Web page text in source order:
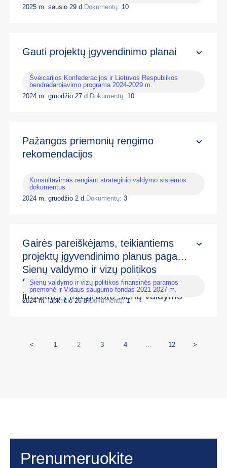
2025 m. sausio 29 d. Dokumentų: 10
Gauti projektų įgyvendinimo planai
Šveicarijos Konfederacijos ir Lietuvos Respublikos
bendradarbiavimo programa 2024-2029 m.
2024 m. gruodžio 27 d. Dokumentų: 10
Pažangos priemonių rengimo
rekomendacijos
Konsultavimas rengiant strateginio valdymo sistemos
dokumentus
2024 m. gruodžio 2 d. Dokumentų: 3
Gairės pareiškėjams, teikiantiems
projektų įgyvendinimo planus pagal
Sienų valdymo ir vizų politikos
finansinės paramos priemonės,
įtrauktos į Integruoto sienų valdymo
Sienų valdymo ir vizų politikos finansinės paramos
priemonė ir Vidaus saugumo fondas 2021-2027 m.
2024 m. lapkričio 26 d.Dokumentų:1
< 1 2 3 4 … 12 >
Prenumeruokite